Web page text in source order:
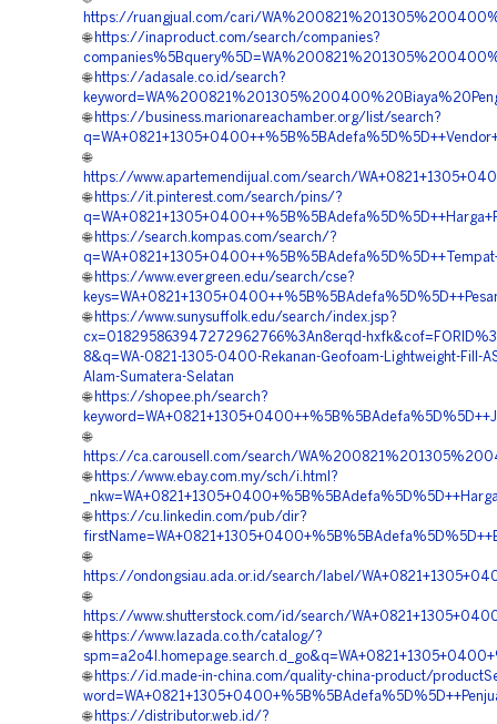
https://ruangjual.com/cari/
🌐 https://inaproduct.com/search/companies?
🌐 https://adasale.co.id/search?
🌐 https://business.marionareachamber.org/list/search?
🌐
https://www.apartemendijual.com/search/
🌐 https://it.pinterest.com/search/pins/?
🌐 https://search.kompas.com/search/?
🌐 https://www.evergreen.edu/search/cse?
🌐 https://www.sunysuffolk.edu/search/index.jsp?
cx=018295863947272962766%3An8erqd-
8&q=WA-0821-1305-0400-Rekanan-Geofoam-Lightweight-Fill-
Alam-Sumatera-Selatan
🌐 https://shopee.ph/search?
🌐
https://ca.carousell.com/search/
🌐 https://www.ebay.com.my/sch/i.html?
🌐 https://cu.linkedin.com/pub/dir?
🌐
https://ondongsiau.ada.or.id/search/label/
🌐
https://www.shutterstock.com/id/search/
🌐 https://www.lazada.co.th/catalog/?
🌐 https://id.made-in-china.com/quality-china-product/
🌐 https://distributor.web.id/?